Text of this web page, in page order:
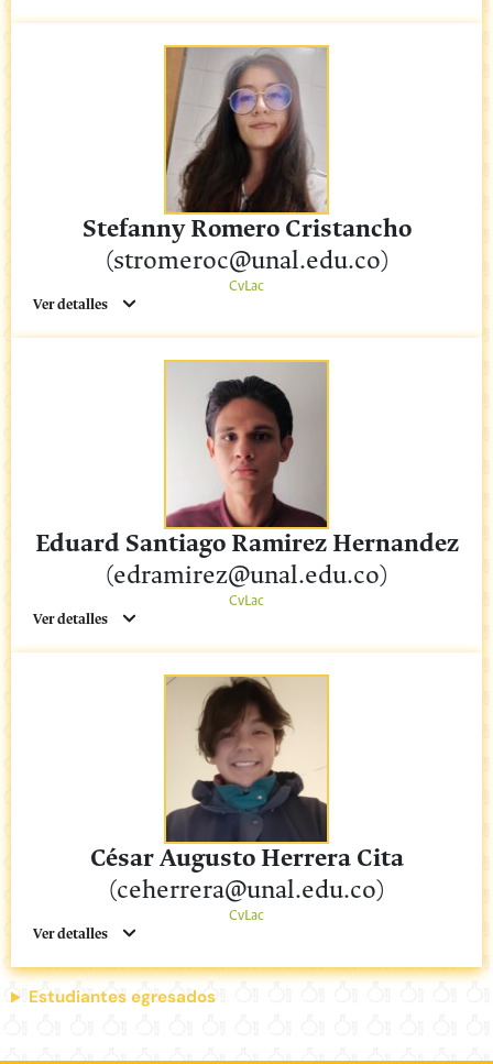
Stefanny Romero Cristancho
(stromeroc@unal.edu.co)
CvLac
Ver detalles
Eduard Santiago Ramirez Hernandez
(edramirez@unal.edu.co)
CvLac
Ver detalles
César Augusto Herrera Cita
(ceherrera@unal.edu.co)
CvLac
Ver detalles
Estudiantes egresados